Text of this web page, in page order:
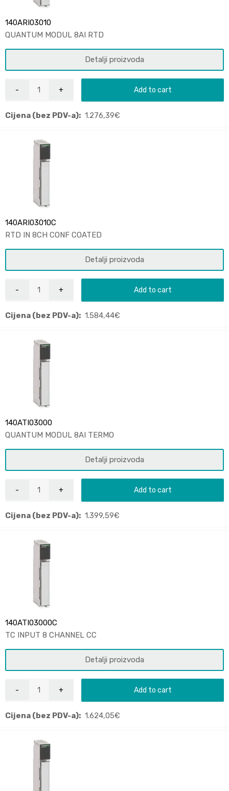
140ARI03010
QUANTUM MODUL 8AI RTD
Detalji proizvoda
Add to cart
Cijena (bez PDV-a): 1.276,39€
140ARI03010C
RTD IN 8CH CONF COATED
Detalji proizvoda
Add to cart
Cijena (bez PDV-a): 1.584,44€
140ATI03000
QUANTUM MODUL 8AI TERMO
Detalji proizvoda
Add to cart
Cijena (bez PDV-a): 1.399,59€
140ATI03000C
TC INPUT 8 CHANNEL CC
Detalji proizvoda
Add to cart
Cijena (bez PDV-a): 1.624,05€